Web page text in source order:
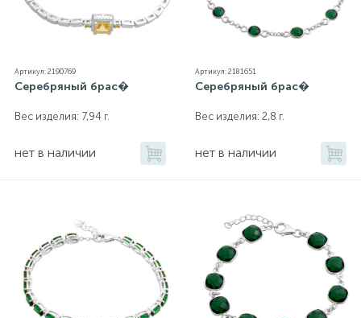
Артикул: 2190769
Серебряный брас�
Вес изделия: 7,94 г.
нет в наличии
Артикул: 2181651
Серебряный брас�
Вес изделия: 2,8 г.
нет в наличии